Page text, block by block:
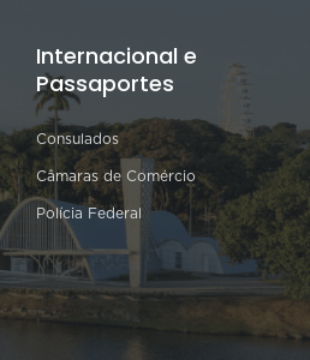
Internacional e
Passaportes
Consulados
Câmaras de Comércio
Polícia Federal